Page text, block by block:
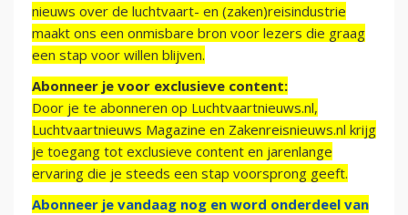
nieuws over de luchtvaart- en (zaken)reisindustrie
maakt ons een onmisbare bron voor lezers die graag
een stap voor willen blijven.
Abonneer je voor exclusieve content:
Door je te abonneren op Luchtvaartnieuws.nl,
Luchtvaartnieuws Magazine en Zakenreisnieuws.nl krijg
je toegang tot exclusieve content en jarenlange
ervaring die je steeds een stap voorsprong geeft.
Abonneer je vandaag nog en word onderdeel van